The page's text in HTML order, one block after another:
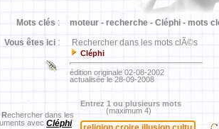
Mots clés : moteur - recherche - Cléphi - mots
Vous êtes ici : Rechercher dans les mots clÃ©s
Cléphi
édition originale 02-08-2002
actualisée le 28-09-2008
Rechercher dans les
avec Cléphi
Entrez 1 ou plusieurs mots
(maximum 4)